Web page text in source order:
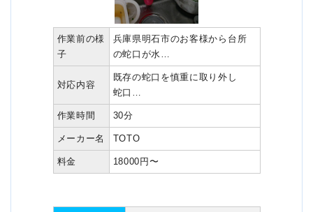
作業前の様
子
兵庫県明石市のお客様から台所
の蛇口が水…
対応内容
既存の蛇口を慎重に取り外し
蛇口…
作業時間 30分
メーカー名 TOTO
料金 18000円〜